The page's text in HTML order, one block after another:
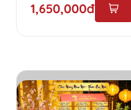
1,650,000đ